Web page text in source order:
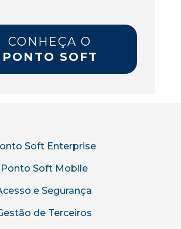
CONHEÇA O
PONTO SOFT
Soft Enterprise
Ponto Soft Mobile
e Segurança
de Terceiros